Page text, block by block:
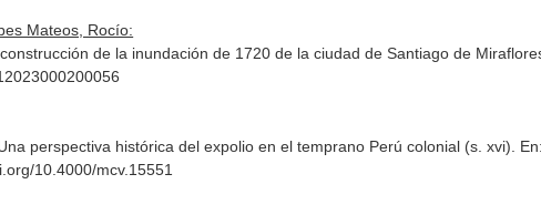
Mateos, Rocío:
de la inundación de 1720 de la ciudad de Santiago de
perspectiva histórica del expolio en el temprano Perú colonial (s. xvi).
10.4000/mcv.15551